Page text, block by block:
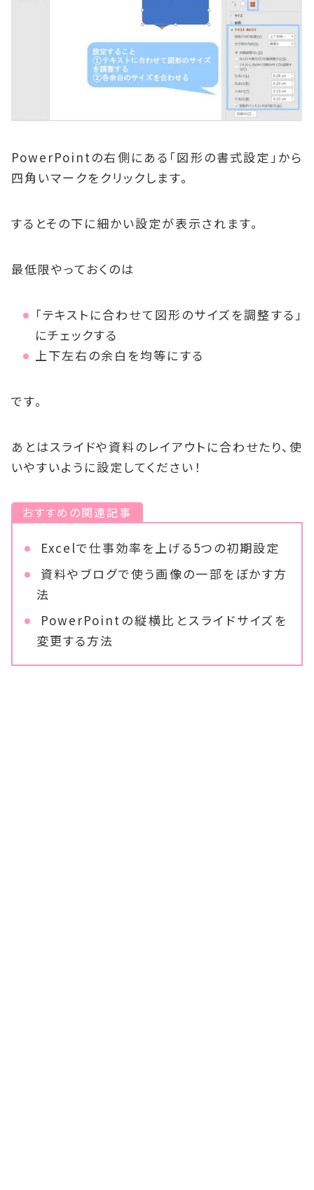
PowerPointの右側にある「図形の書式設定」から
四角いマークをクリックします。
するとその下に細かい設定が表示されます。
最低限やっておくのは
「テキストに合わせて図形のサイズを調整する」
にチェックする
上下左右の余白を均等にする
です。
あとはスライドや資料のレイアウトに合わせたり、使
いやすいように設定してください！
おすすめの関連記事
Excelで仕事効率を上げる5つの初期設定
資料やブログで使う画像の一部をぼかす方
法
PowerPointの縦横比とスライドサイズを
変更する方法